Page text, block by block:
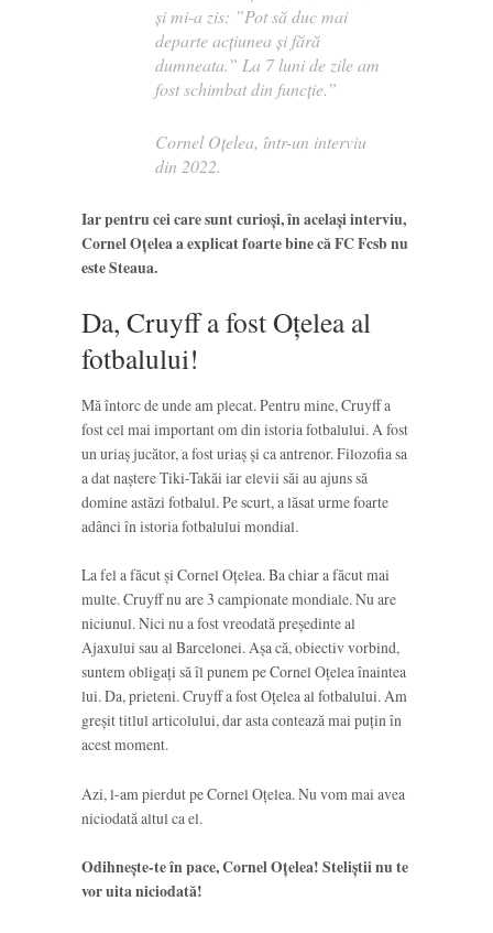
și mi-a zis: ”Pot să duc mai
departe acțiunea și fără
dumneata.” La 7 luni de zile am
fost schimbat din funcție.”
Cornel Oțelea, într-un interviu
din 2022.
Iar pentru cei care sunt curioși, în același interviu,
Cornel Oțelea a explicat foarte bine că FC Fcsb nu
este Steaua.
Da, Cruyff a fost Oțelea al
fotbalului!
Mă întorc de unde am plecat. Pentru mine, Cruyff a
fost cel mai important om din istoria fotbalului. A fost
un uriaș jucător, a fost uriaș și ca antrenor. Filozofia sa
a dat naștere Tiki-Takăi iar elevii săi au ajuns să
domine astăzi fotbalul. Pe scurt, a lăsat urme foarte
adânci în istoria fotbalului mondial.
La fel a făcut și Cornel Oțelea. Ba chiar a făcut mai
multe. Cruyff nu are 3 campionate mondiale. Nu are
niciunul. Nici nu a fost vreodată președinte al
Ajaxului sau al Barcelonei. Așa că, obiectiv vorbind,
suntem obligați să îl punem pe Cornel Oțelea înaintea
lui. Da, prieteni. Cruyff a fost Oțelea al fotbalului. Am
greșit titlul articolului, dar asta contează mai puțin în
acest moment.
Azi, l-am pierdut pe Cornel Oțelea. Nu vom mai avea
niciodată altul ca el.
Odihnește-te în pace, Cornel Oțelea! Steliștii nu te
vor uita niciodată!